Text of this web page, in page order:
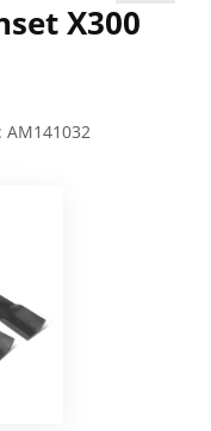
X300
AM141032